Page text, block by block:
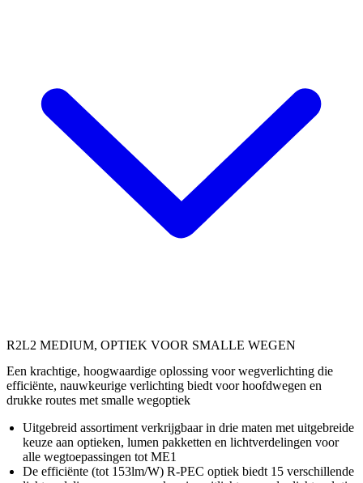
R2L2 MEDIUM, OPTIEK VOOR SMALLE WEGEN
Een krachtige, hoogwaardige oplossing voor wegverlichting die
efficiënte, nauwkeurige verlichting biedt voor hoofdwegen en
drukke routes met smalle wegoptiek
Uitgebreid assortiment verkrijgbaar in drie maten met uitgebreide
keuze aan optieken, lumen pakketten en lichtverdelingen voor
alle wegtoepassingen tot ME1
De efficiënte (tot 153lm/W) R-PEC optiek biedt 15 verschillende